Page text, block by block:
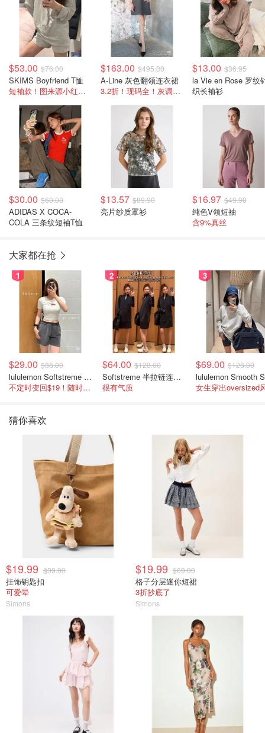
$53.00 $76.00
SKIMS Boyfriend T恤
短袖款！图来源小红书@00x2_
$163.00 $495.00
A-Line 灰色翻领连衣裙
3.2折！现码全！灰调气质拉满
$13.00 $36.95
la Vie en Rose 罗纹
织长袖衫
$30.00 $60.00
ADIDAS X COCA-
COLA 三条纹短袖T恤
$13.57 $89.90
亮片纱质罩衫
$16.97 $49.90
纯色V领短袖
含9%真丝
大家都在抢
1
$29.00 $88.00
lululemon Softstreme 女士高腰短裤 10cm
不定时变回$19！随时点进来看
2
$64.00 $128.00
Softstreme 半拉链连衣裙
很有气质
3
$69.00 $128.00
女生穿出oversized
猜你喜欢
$19.99 $39.00
挂饰钥匙扣
可爱晕
Simons
$19.99 $69.00
格子分层迷你短裙
3折抄底了
Simons